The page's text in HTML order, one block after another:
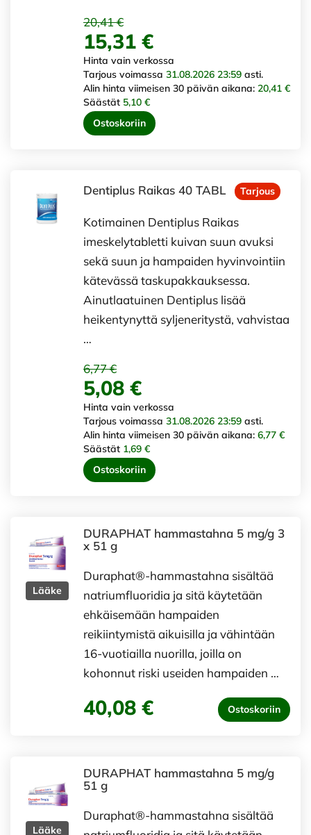
20,41 €
15,31 €
Hinta vain verkossa
Tarjous voimassa 31.08.2026 23:59 asti.
Alin hinta viimeisen 30 päivän aikana: 20,41 €
Säästät 5,10 €
Ostoskoriin
Dentiplus Raikas 40 TABL Tarjous
Kotimainen Dentiplus Raikas
imeskelytabletti kuivan suun avuksi
sekä suun ja hampaiden hyvinvointiin
kätevässä taskupakkauksessa.
Ainutlaatuinen Dentiplus lisää
heikentynyttä syljeneritystä, vahvistaa
…
6,77 €
5,08 €
Hinta vain verkossa
Tarjous voimassa 31.08.2026 23:59 asti.
Alin hinta viimeisen 30 päivän aikana: 6,77 €
Säästät 1,69 €
Ostoskoriin
Lääke
DURAPHAT hammastahna 5 mg/g 3
x 51 g
Duraphat®-hammastahna sisältää
natriumfluoridia ja sitä käytetään
ehkäisemään hampaiden
reikiintymistä aikuisilla ja vähintään
16-vuotiailla nuorilla, joilla on
kohonnut riski useiden hampaiden …
40,08 € Ostoskoriin
Lääke
DURAPHAT hammastahna 5 mg/g
51 g
Duraphat®-hammastahna sisältää